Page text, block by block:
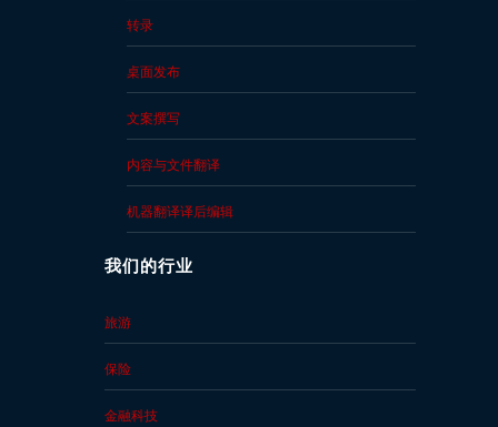
转录
桌面发布
文案撰写
内容与文件翻译
机器翻译译后编辑
我们的行业
旅游
保险
金融科技